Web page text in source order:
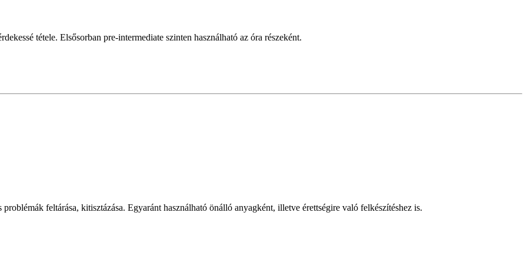
tétele. Elsősorban pre-intermediate szinten használható az óra részeként.
feltárása, kitisztázása. Egyaránt használható önálló anyagként, illetve érettségire való felkészítéshez is.